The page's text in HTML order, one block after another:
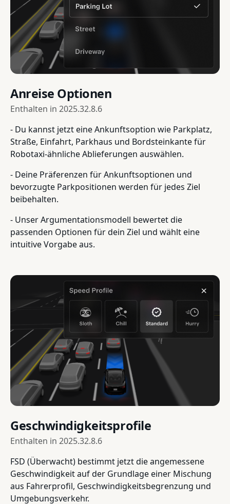
Anreise Optionen
Enthalten in 2025.32.8.6
- Du kannst jetzt eine Ankunftsoption wie Parkplatz,
Straße, Einfahrt, Parkhaus und Bordsteinkante für
Robotaxi-ähnliche Ablieferungen auswählen.
- Deine Präferenzen für Ankunftsoptionen und
bevorzugte Parkpositionen werden für jedes Ziel
beibehalten.
- Unser Argumentationsmodell bewertet die
passenden Optionen für dein Ziel und wählt eine
intuitive Vorgabe aus.
Geschwindigkeitsprofile
Enthalten in 2025.32.8.6
FSD (Überwacht) bestimmt jetzt die angemessene
Geschwindigkeit auf der Grundlage einer Mischung
aus Fahrerprofil, Geschwindigkeitsbegrenzung und
Umgebungsverkehr.